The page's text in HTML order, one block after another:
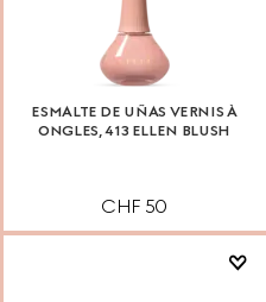
ESMALTE DE UÑAS VERNIS À
ONGLES, 413 ELLEN BLUSH
CHF 50